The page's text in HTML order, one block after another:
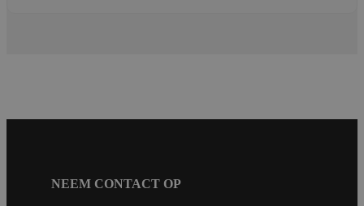
NEEM CONTACT OP